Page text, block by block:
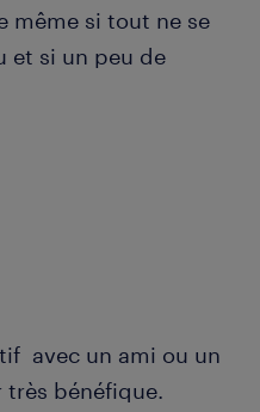
même si tout ne se
et si un peu de
avec un ami ou un
très bénéfique.